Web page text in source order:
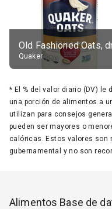
Old Fashioned Oats,
Quaker
* El % del valor diario (DV)
una porción de alimentos a
utilizan para consejos
pueden ser mayores o
calóricas. Estos valores son
gubernamental y no son
Alimentos Base de